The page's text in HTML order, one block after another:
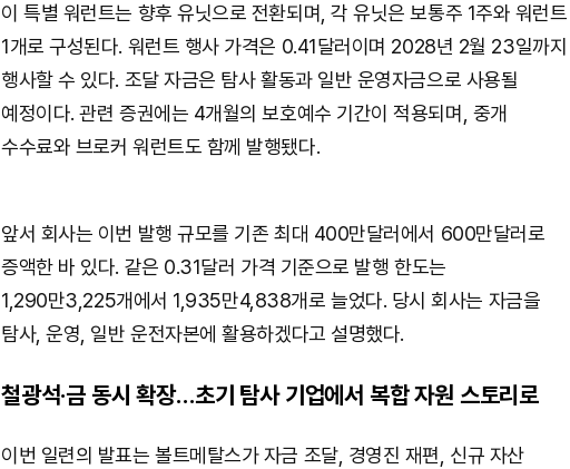
이 특별 워런트는 향후 유닛으로 전환되며, 각 유닛은 보통주 1주와 워런트
1개로 구성된다. 워런트 행사 가격은 0.41달러이며 2028년 2월 23일까지
행사할 수 있다. 조달 자금은 탐사 활동과 일반 운영자금으로 사용될
예정이다. 관련 증권에는 4개월의 보호예수 기간이 적용되며, 중개
수수료와 브로커 워런트도 함께 발행됐다.
앞서 회사는 이번 발행 규모를 기존 최대 400만달러에서 600만달러로
증액한 바 있다. 같은 0.31달러 가격 기준으로 발행 한도는
1,290만3,225개에서 1,935만4,838개로 늘었다. 당시 회사는 자금을
탐사, 운영, 일반 운전자본에 활용하겠다고 설명했다.
철광석·금 동시 확장…초기 탐사 기업에서 복합 자원 스토리로
이번 일련의 발표는 볼트메탈스가 자금 조달, 경영진 재편, 신규 자산